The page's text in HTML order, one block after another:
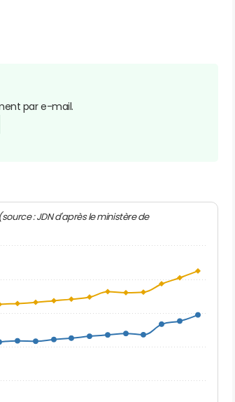
par e-mail.
(source : JDN d'après le ministère de